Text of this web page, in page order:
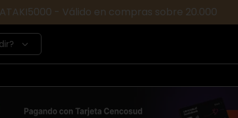
- Válido en compras sobre 20.000